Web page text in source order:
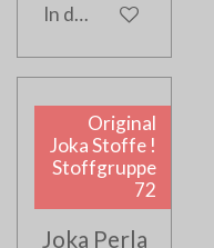
In den Warenkorb
Original
Joka Stoffe !
Stoffgruppe
72
Joka Perla